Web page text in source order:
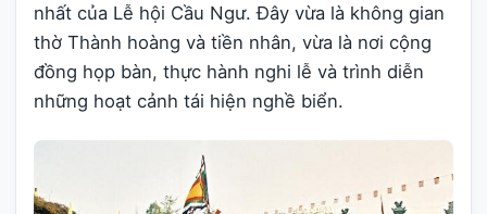
nhất của Lễ hội Cầu Ngư. Đây vừa là không gian
thờ Thành hoàng và tiền nhân, vừa là nơi cộng
đồng họp bàn, thực hành nghi lễ và trình diễn
những hoạt cảnh tái hiện nghề biển.